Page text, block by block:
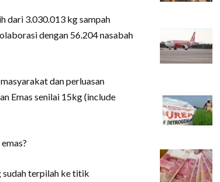
dari 3.030.013 kg sampah
dengan 56.204 nasabah
dan perluasan
Emas senilai 15kg (include
sudah terpilah ke titik